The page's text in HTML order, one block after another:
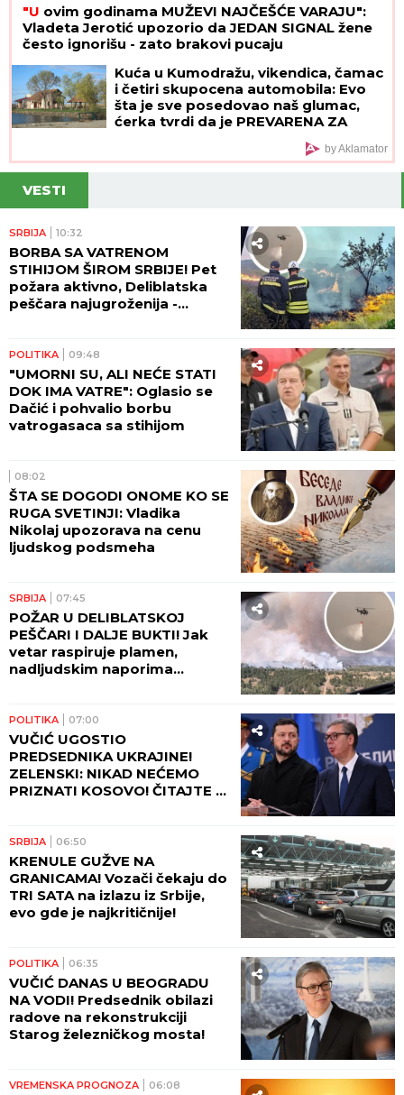
"U ovim godinama MUŽEVI NAJČEŠĆE VARAJU":
Vladeta Jerotić upozorio da JEDAN SIGNAL žene
često ignorišu - zato brakovi pucaju
Kuća u Kumodražu, vikendica, čamac
i četiri skupocena automobila: Evo
šta je sve posedovao naš glumac,
ćerka tvrdi da je PREVARENA ZA
by Aklamator
VESTI
SRBIJA 10:32
BORBA SA VATRENOM
STIHIJOM ŠIROM SRBIJE! Pet
požara aktivno, Deliblatska
peščara najugroženija -
POLITIKA 09:48
"UMORNI SU, ALI NEĆE STATI
DOK IMA VATRE": Oglasio se
Dačić i pohvalio borbu
vatrogasaca sa stihijom
08:02
ŠTA SE DOGODI ONOME KO SE
RUGA SVETINJI: Vladika
Nikolaj upozorava na cenu
ljudskog podsmeha
SRBIJA 07:45
POŽAR U DELIBLATSKOJ
PEŠČARI I DALJE BUKTI! Jak
vetar raspiruje plamen,
nadljudskim naporima
POLITIKA 07:00
VUČIĆ UGOSTIO
PREDSEDNIKA UKRAJINE!
ZELENSKI: NIKAD NEĆEMO
PRIZNATI KOSOVO! ČITAJTE U
SRBIJA 06:50
KRENULE GUŽVE NA
GRANICAMA! Vozači čekaju do
TRI SATA na izlazu iz Srbije,
evo gde je najkritičnije!
POLITIKA 06:35
VUČIĆ DANAS U BEOGRADU
NA VODI! Predsednik obilazi
radove na rekonstrukciji
Starog železničkog mosta!
VREMENSKA PROGNOZA 06:08